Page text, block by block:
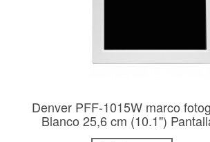
Denver PFF-1015W marco
Blanco 25,6 cm (10.1")